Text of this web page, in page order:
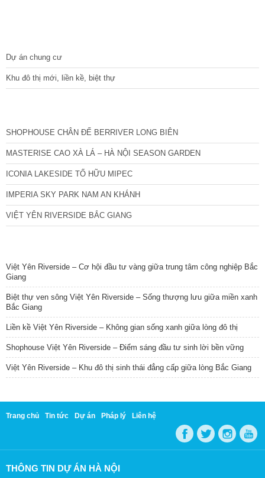
Dự án chung cư
Khu đô thị mới, liền kề, biệt thự
SHOPHOUSE CHÂN ĐẾ BERRIVER LONG BIÊN
MASTERISE CAO XÀ LÁ – HÀ NỘI SEASON GARDEN
ICONIA LAKESIDE TỐ HỮU MIPEC
IMPERIA SKY PARK NAM AN KHÁNH
VIỆT YÊN RIVERSIDE BẮC GIANG
Việt Yên Riverside – Cơ hội đầu tư vàng giữa trung tâm công nghiệp Bắc
Giang
Biệt thự ven sông Việt Yên Riverside – Sống thượng lưu giữa miền xanh
Bắc Giang
Liền kề Việt Yên Riverside – Không gian sống xanh giữa lòng đô thị
Shophouse Việt Yên Riverside – Điểm sáng đầu tư sinh lời bền vững
Việt Yên Riverside – Khu đô thị sinh thái đẳng cấp giữa lòng Bắc Giang
Trang chủ Tin tức Dự án Pháp lý Liên hệ
THÔNG TIN DỰ ÁN HÀ NỘI